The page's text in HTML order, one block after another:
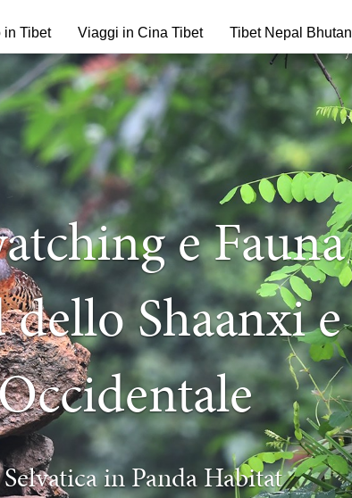
in Tibet Viaggi in Cina Tibet Tibet Nepal Bhutan
e Fauna
Shaanxi e
in Panda Habitat